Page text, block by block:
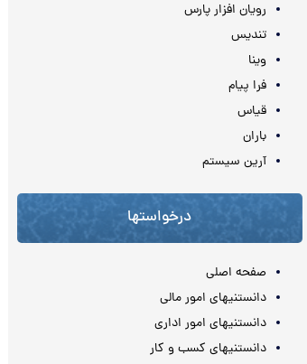
رویان افزار پارس
تندیس
وینا
فرا پیام
قیاس
باران
آرین سیستم
درخواستها
صفحه اصلی
دانستنیهای امور مالی
دانستنیهای امور اداری
دانستنیهای کسب و کار